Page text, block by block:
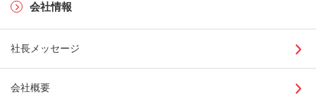
会社情報
社長メッセージ
会社概要